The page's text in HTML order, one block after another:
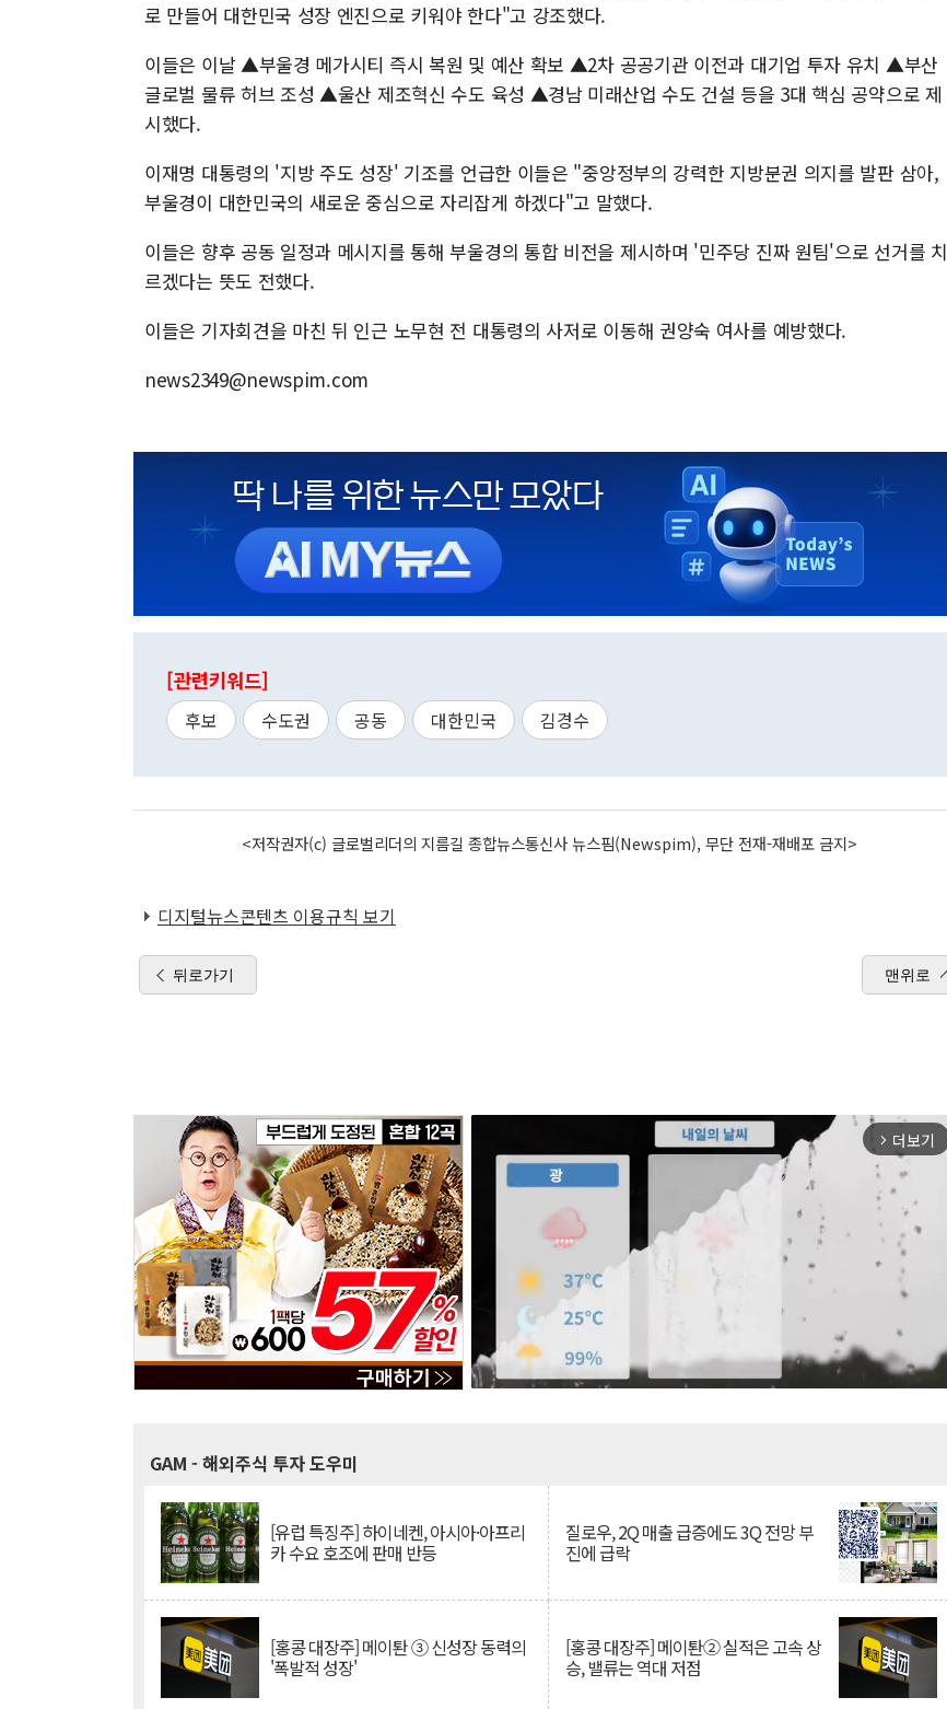
로 만들어 대한민국 성장 엔진으로 키워야 한다"고 강조했다.
이들은 이날 ▲부울경 메가시티 즉시 복원 및 예산 확보 ▲2차 공공기관 이전과 대기업 투자 유치 ▲부산
글로벌 물류 허브 조성 ▲울산 제조혁신 수도 육성 ▲경남 미래산업 수도 건설 등을 3대 핵심 공약으로 제
시했다.
이재명 대통령의 '지방 주도 성장' 기조를 언급한 이들은 "중앙정부의 강력한 지방분권 의지를 발판 삼아,
부울경이 대한민국의 새로운 중심으로 자리잡게 하겠다"고 말했다.
이들은 향후 공동 일정과 메시지를 통해 부울경의 통합 비전을 제시하며 '민주당 진짜 원팀'으로 선거를 치
르겠다는 뜻도 전했다.
이들은 기자회견을 마친 뒤 인근 노무현 전 대통령의 사저로 이동해 권양숙 여사를 예방했다.
news2349@newspim.com
[관련키워드]
후보 수도권 공동 대한민국 김경수
<저작권자(c) 글로벌리더의 지름길 종합뉴스통신사 뉴스핌(Newspim), 무단 전재-재배포 금지>
디지털뉴스콘텐츠 이용규칙 보기
뒤로가기 맨위로
arrow_forward_ios 더보기
GAM - 해외주식 투자 도우미
[유럽 특징주] 하이네켄, 아시아·아프리
카 수요 호조에 판매 반등
질로우, 2Q 매출 급증에도 3Q 전망 부
진에 급락
[홍콩 대장주] 메이퇀 ③ 신성장 동력의
'폭발적 성장'
[홍콩 대장주] 메이퇀② 실적은 고속 상
승, 밸류는 역대 저점